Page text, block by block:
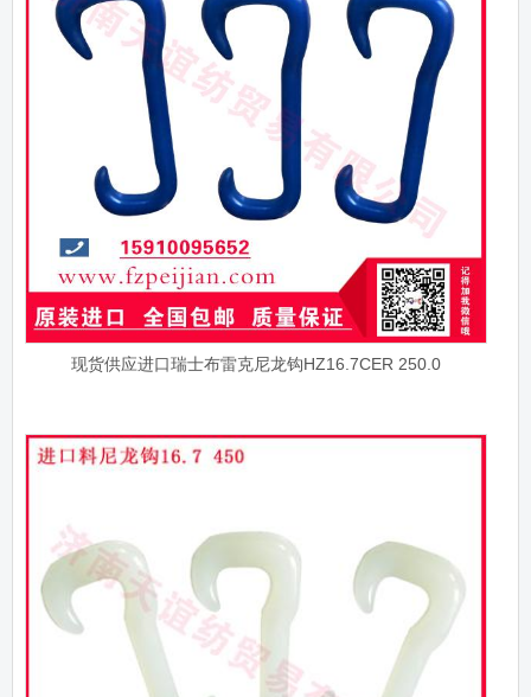
现货供应进口瑞士布雷克尼龙钩HZ16.7CER 250.0